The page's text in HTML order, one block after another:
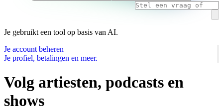
Je gebruikt een tool op basis van AI.
Je account beheren
Je profiel, betalingen en meer.
Volg artiesten, podcasts en
shows